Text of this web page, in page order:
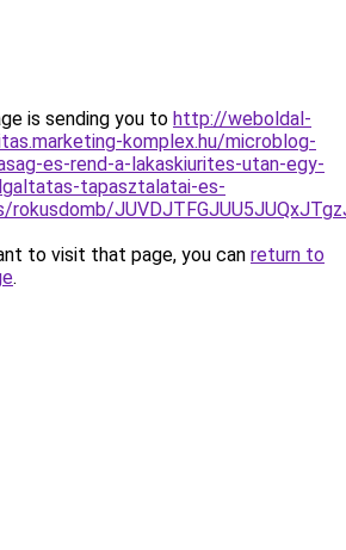
is sending you to http://weboldal-
komplex.hu/microblog-
es-rend-a-lakaskiurites-utan-egy-
tapasztalatai-es-
to visit that page, you can return to
.